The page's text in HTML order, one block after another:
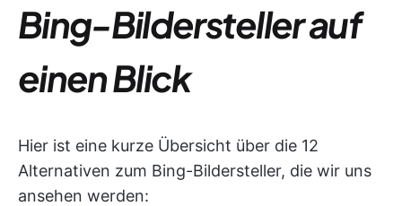
Bing-Bildersteller auf
einen Blick
Hier ist eine kurze Übersicht über die 12
Alternativen zum Bing-Bildersteller, die wir uns
ansehen werden: